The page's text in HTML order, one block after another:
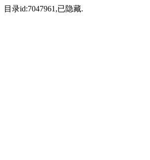
目录id:7047961,已隐藏.